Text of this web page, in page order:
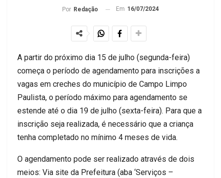
Por Redação Em 16/07/2024
A partir do próximo dia 15 de julho (segunda-feira)
começa o período de agendamento para inscrições a
vagas em creches do município de Campo Limpo
Paulista, o período máximo para agendamento se
estende até o dia 19 de julho (sexta-feira). Para que a
inscrição seja realizada, é necessário que a criança
tenha completado no mínimo 4 meses de vida.
O agendamento pode ser realizado através de dois
meios: Via site da Prefeitura (aba ‘Serviços –